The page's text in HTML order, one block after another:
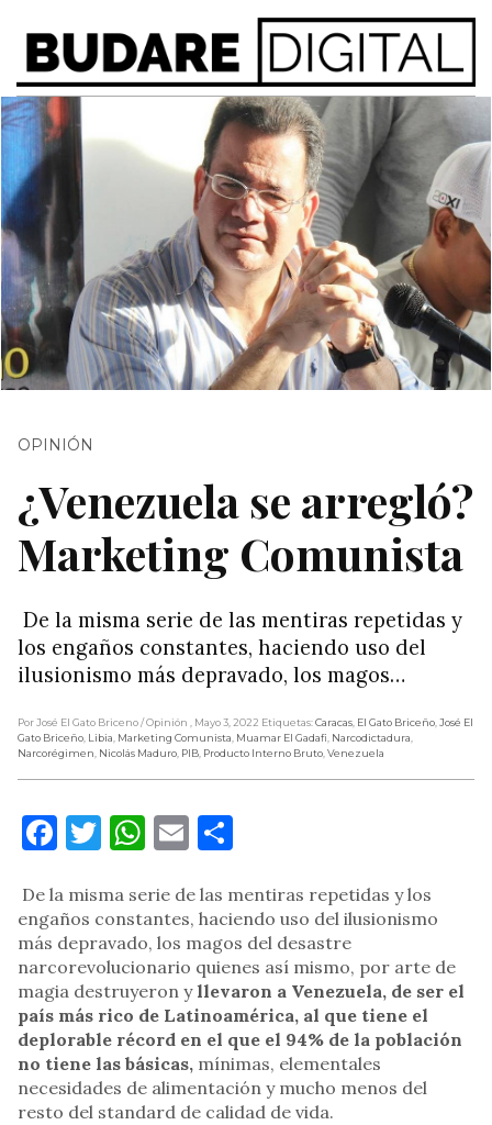
OPINIÓN
¿Venezuela se arregló?
Marketing Comunista
De la misma serie de las mentiras repetidas y
los engaños constantes, haciendo uso del
ilusionismo más depravado, los magos…
Por José El Gato Briceno/ Opinión , Mayo 3, 2022 Etiquetas:Caracas, El Gato Briceño,José El
Gato Briceño, Libia, Marketing Comunista, Muamar El Gadafi, Narcodictadura,
Narcorégimen, Nicolás Maduro, PIB, Producto Interno Bruto,Venezuela
Facebook
Twitter
WhatsApp
Email
De la misma serie de las mentiras repetidas y los
engaños constantes, haciendo uso del ilusionismo
más depravado, los magos del desastre
narcorevolucionario quienes así mismo, por arte de
magia destruyeron y llevaron a Venezuela, de ser el
país más rico de Latinoamérica, al que tiene el
deplorable récord en el que el 94% de la población
no tiene las básicas, mínimas, elementales
necesidades de alimentación y mucho menos del
resto del standard de calidad de vida.